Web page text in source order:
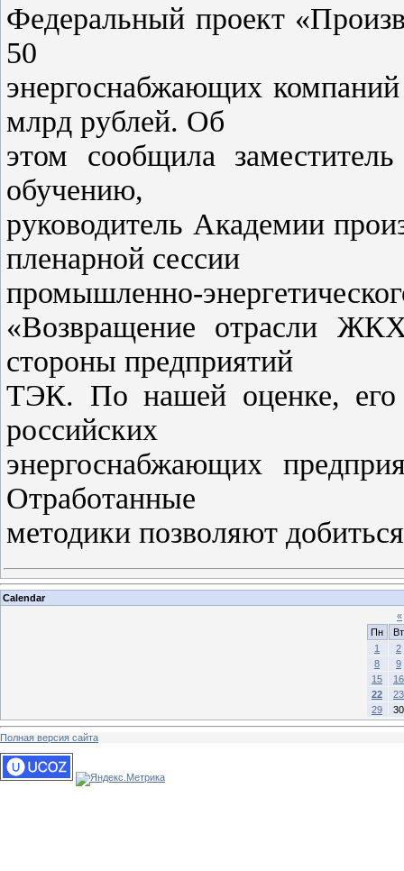
Федеральный проект
50
энергоснабжающих
млрд рублей. Об
этом сообщила
обучению,
руководитель Академии
пленарной сессии
промышленно-
«Возвращение отрасли
стороны предприятий
ТЭК. По нашей оценке, его
российских
энергоснабжающих
Отработанные
методики позволяют
Calendar
«
Пн
Вт
1
2
8
9
15
16
22
23
29
30
Полная версия сайта